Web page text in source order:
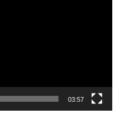
03:57